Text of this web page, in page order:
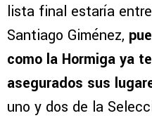
lista final estaría
Santiago Giménez,
como la Hormiga ya
asegurados sus
uno y dos de la